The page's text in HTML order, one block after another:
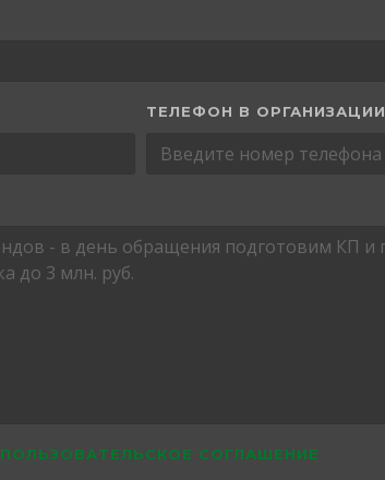
ТЕЛЕФОН В
ПОЛЬЗОВАТЕЛЬСКОЕ СОГЛАШЕНИЕ